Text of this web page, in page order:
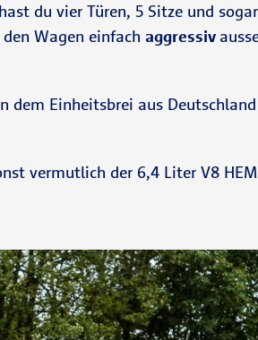
du vier Türen, 5 Sitze und
Wagen einfach aggressiv
dem Einheitsbrei aus
vermutlich der 6,4 Liter V8